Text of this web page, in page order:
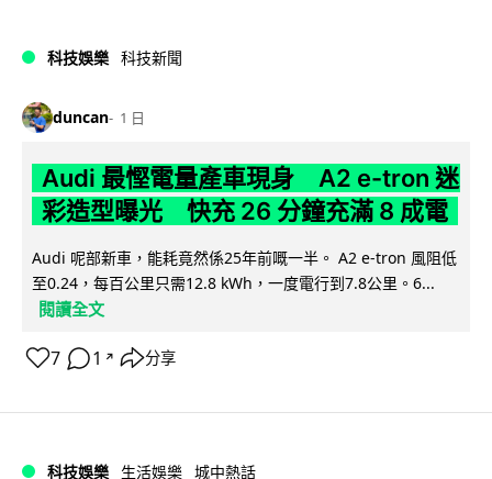
科技娛樂 科技新聞
duncan 1 日
Audi 最慳電量產車現身 A2 e-tron 迷
彩造型曝光 快充 26 分鐘充滿 8 成電
Audi 呢部新車，能耗竟然係25年前嘅一半。 A2 e-tron 風阻低
至0.24，每百公里只需12.8 kWh，一度電行到7.8公里。6...
閱讀全文
7 1 ↗ 分享
科技娛樂 生活娛樂 城中熱話